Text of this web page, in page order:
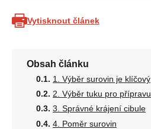
Vytisknout článek
Obsah článku
1. Výběr surovin je klíčový
2. Výběr tuku pro přípravu
3. Správné krájení cibule
4. Poměr surovin